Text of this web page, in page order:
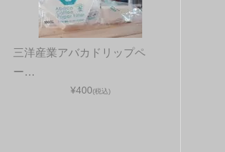
三洋産業アバカドリップペ
ー…
¥400(税込)